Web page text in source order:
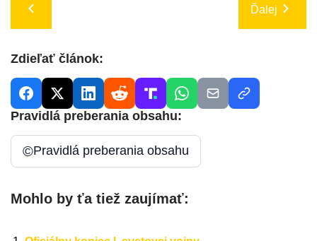
Ďalej
Zdieľať článok:
Pravidlá preberania obsahu:
©Pravidlá preberania obsahu
Mohlo by ťa tiež zaujímať: